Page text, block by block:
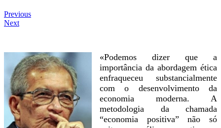
Previous
Next
«Podemos dizer que a
importância da abordagem ética
enfraqueceu substancialmente
com o desenvolvimento da
economia moderna. A
metodologia da chamada
“economia positiva” não só